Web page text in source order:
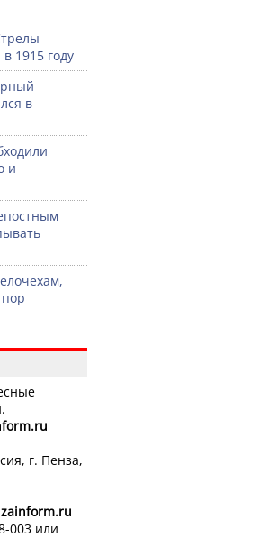
1915 году
в
и
г. Пенза,
003 или